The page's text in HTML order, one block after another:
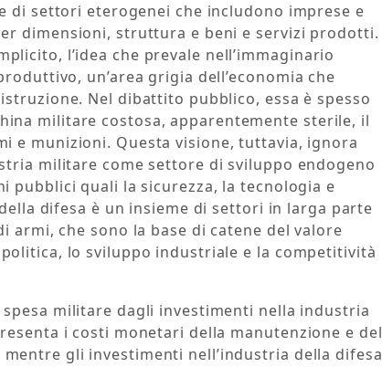
di settori eterogenei che includono imprese e
dimensioni, struttura e beni e servizi prodotti.
l’idea che prevale nell’immaginario
un’area grigia dell’economia che
Nel dibattito pubblico, essa è spesso
militare costosa, apparentemente sterile, il
e munizioni. Questa visione, tuttavia, ignora
militare come settore di sviluppo endogeno
pubblici quali la sicurezza, la tecnologia e
difesa è un insieme di settori in larga parte
che sono la base di catene del valore
lo sviluppo industriale e la competitività
militare dagli investimenti nella industria
i costi monetari della manutenzione e del
gli investimenti nell’industria della difesa